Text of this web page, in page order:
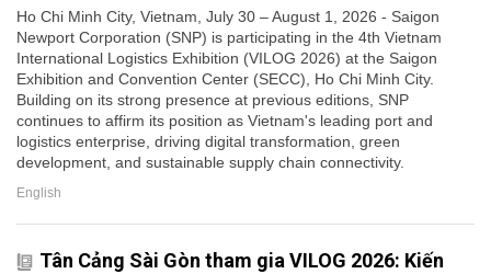
Ho Chi Minh City, Vietnam, July 30 – August 1, 2026 - Saigon
Newport Corporation (SNP) is participating in the 4th Vietnam
International Logistics Exhibition (VILOG 2026) at the Saigon
Exhibition and Convention Center (SECC), Ho Chi Minh City.
Building on its strong presence at previous editions, SNP
continues to affirm its position as Vietnam's leading port and
logistics enterprise, driving digital transformation, green
development, and sustainable supply chain connectivity.
English
Tân Cảng Sài Gòn tham gia VILOG 2026: Kiến